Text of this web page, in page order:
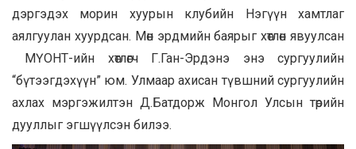
дэргэдэх морин хуурын клубийн Нэгүүн хамтлаг
аялгуулан хуурдсан. Мөн эрдмийн баярыг хөтлөн явуулсан
МҮОНТ-ийн хөтлөгч Г.Ган-Эрдэнэ энэ сургуулийн
“бүтээгдэхүүн” юм. Улмаар ахисан түвшний сургуулийн
ахлах мэргэжилтэн Д.Батдорж Монгол Улсын төрийн
дууллыг эгшүүлсэн билээ.